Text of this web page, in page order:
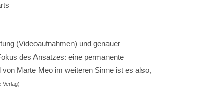
(Videoaufnahmen) und genauer
des Ansatzes: eine permanente
Marte Meo im weiteren Sinne ist es also,
Verlag)